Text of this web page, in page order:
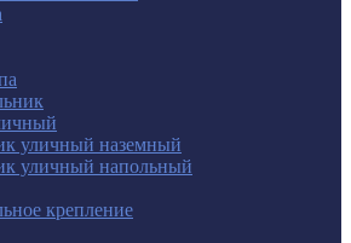
уличный наземный
уличный напольный
крепление